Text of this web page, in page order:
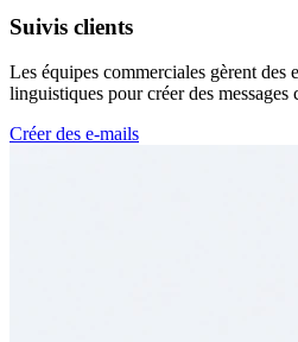
Suivis clients
Les équipes commerciales gèrent
linguistiques pour créer des
Créer des e-mails